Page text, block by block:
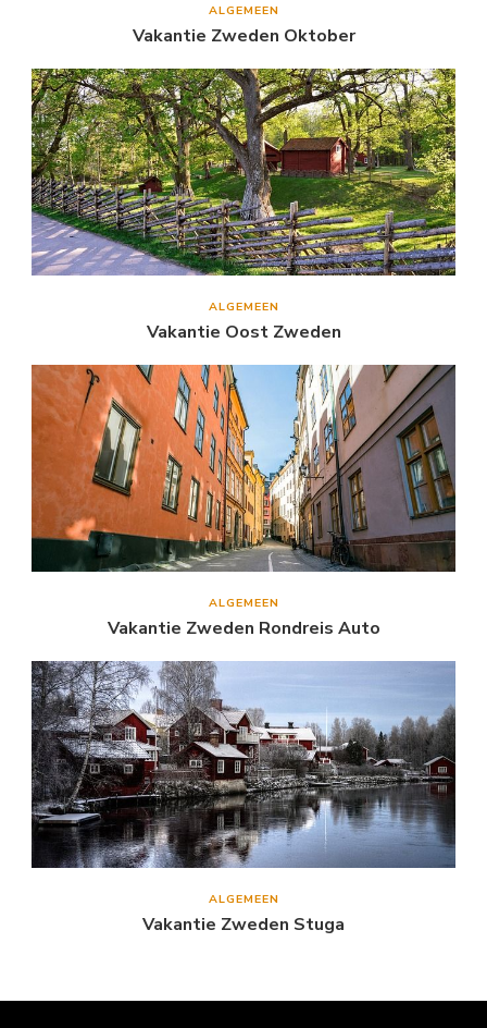
ALGEMEEN
Vakantie Zweden Oktober
ALGEMEEN
Vakantie Oost Zweden
ALGEMEEN
Vakantie Zweden Rondreis Auto
ALGEMEEN
Vakantie Zweden Stuga